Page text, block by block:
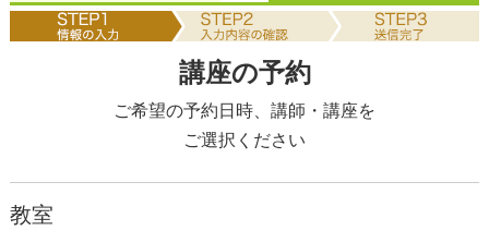
講座の予約
ご希望の予約日時、講師・講座を
ご選択ください
教室